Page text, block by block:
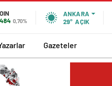
0,70%
ANKARA
29° AÇIK
Gazeteler